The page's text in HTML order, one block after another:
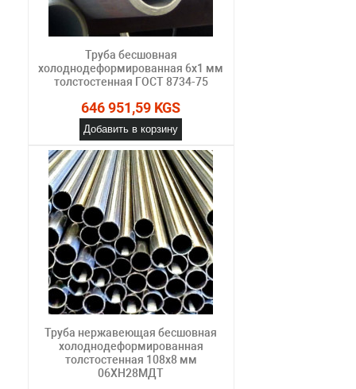
Труба бесшовная
холоднодеформированная 6х1 мм
толстостенная ГОСТ 8734-75
646 951,59 KGS
Добавить в корзину
Труба нержавеющая бесшовная
холоднодеформированная
толстостенная 108х8 мм
06ХН28МДТ